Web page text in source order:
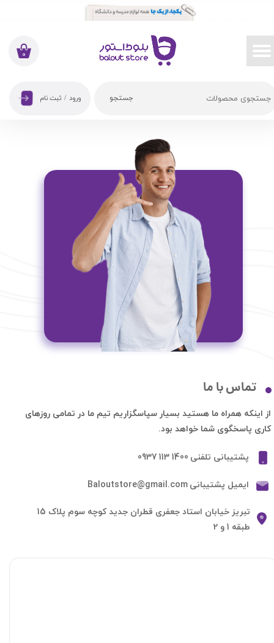
جستجو
۰
ورود / ثبت نام
حساب کاربری من
تغییر گذر واژه
از اینکه همراه ما هستید بسیار سپاسگزاریم تیم ما در تمامی روزهای
کاری پاسخگوی شما خواهد بود.
پشتیبانی تلفنی 1400 113 0937
ایمیل پشتیبانی Baloutstore@gmail.com
​​تبریز خیابان استاد جعفری قطران جدید کوچه سوم پلاک 15
طبقه 1 و 2
تماس با ما